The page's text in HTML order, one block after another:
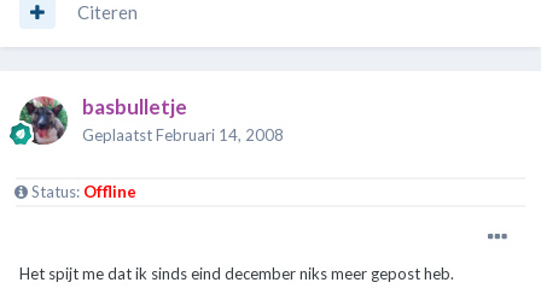
Citeren
basbulletje
GeplaatstFebruari 14, 2008
Status: Offline
Het spijt me dat ik sinds eind december niks meer gepost heb.